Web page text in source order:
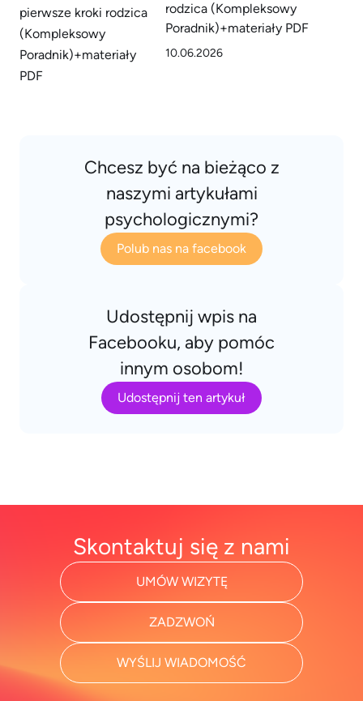
rodzica (Kompleksowy
Poradnik)+materiały PDF
10.06.2026
Chcesz być na bieżąco z
naszymi artykułami
psychologicznymi?
Polub nas na facebook
Udostępnij wpis na
Facebooku, aby pomóc
innym osobom!
Udostępnij ten artykuł
Skontaktuj się z nami
UMÓW WIZYTĘ
ZADZWOŃ
WYŚLIJ WIADOMOŚĆ